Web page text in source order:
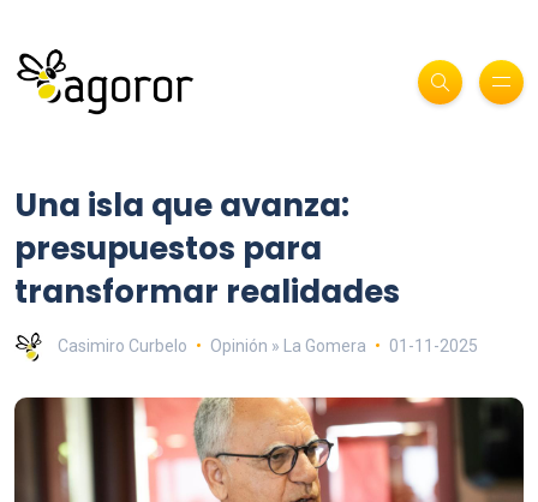
Una isla que avanza:
presupuestos para
transformar realidades
Casimiro Curbelo Opinión » La Gomera 01-11-2025